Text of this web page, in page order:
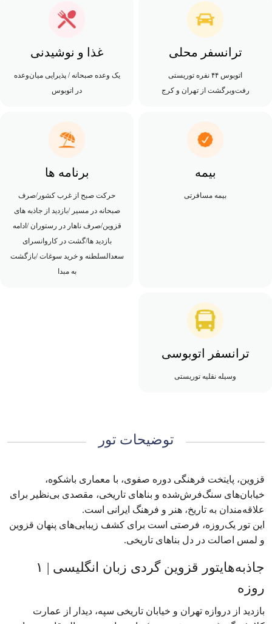
ترانسفر محلی
اتوبوس ۴۴ نفره توریستی
رفت‌وبرگشت از تهران و کرج
غذا و نوشیدنی
یک وعده صبحانه / پذیرایی میان‌وعده
در اتوبوس
بیمه
بیمه مسافرتی
برنامه ها
حرکت صبح از غرب کشور/صرف
صبحانه در مسیر /بازدید از جاذبه های
قزوین/صرف ناهار در رستوران /ادامه
بازدید ها/گشت در کاروانسرای
سعدالسلطنه و خرید سوغات /بازگشت
به مبدا
ترانسفر اتوبوسی
وسیله نقلیه توریستی
توضیحات تور
قزوین، پایتخت فرهنگی دوره صفوی، با معماری باشکوه،
خیابان‌های سنگ‌فرش‌شده و بناهای تاریخی، مقصدی بی‌نظیر برای
علاقه‌مندان به تاریخ، هنر و فرهنگ ایرانی است.
این تور یک‌روزه، فرصتی است برای کشف زیبایی‌های پنهان قزوین
و لمس اصالت در دل بناهای تاریخی.
جاذبه‌هایتور قزوین گردی زبان انگلیسی | ۱
روزه
بازدید از دروازه تهران و خیابان تاریخی سپه، دیدار از عمارت